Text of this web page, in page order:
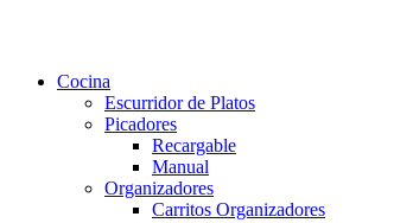
Cocina
Escurridor de Platos
Picadores
Recargable
Manual
Organizadores
Carritos Organizadores